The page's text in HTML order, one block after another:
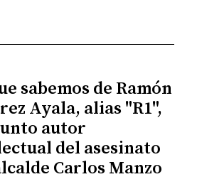
sabemos de Ramón
Ayala, alias "R1",
autor
del asesinato
Carlos Manzo